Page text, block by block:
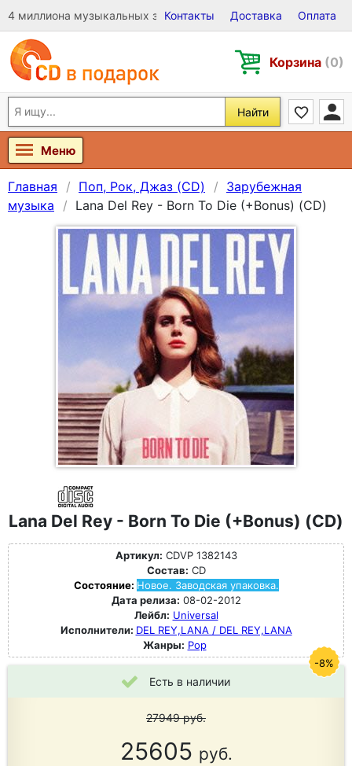
4 миллиона музыкальных записей на Виниле, CD и DVD
Контакты Доставка Оплата
Корзина (0)
Найти
Меню
Главная Поп, Рок, Джаз (CD)
Зарубежная
музыка
Lana Del Rey - Born To Die (+Bonus) (CD)
Lana Del Rey - Born To Die (+Bonus) (CD)
Артикул: CDVP 1382143
Состав: CD
Состояние: Новое. Заводская упаковка.
Дата релиза: 08-02-2012
Лейбл: Universal
Исполнители: DEL REY,LANA / DEL REY,LANA
Жанры: Pop
Есть в наличии
27949руб.
25605 руб.
-8%